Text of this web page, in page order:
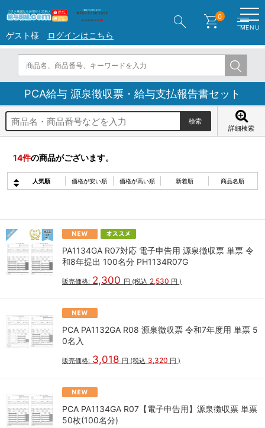
ゲスト様 ログインはこちら
MENU
search shopping_cart0 menu
PCA給与 源泉徴収票・給与支払報告書セット
詳細検索
14件の商品がございます。
人気順 価格が安い順 価格が高い順 新着順 商品名順
PA1134GA R07対応 電子申告用 源泉徴収票 単票 令
和8年提出 100名分 PH1134R07G
販売価格: 2,300 円 (税込 2,530 円 )
PCA PA1132GA R08 源泉徴収票 令和7年度用 単票 5
0名入
販売価格: 3,018 円 (税込 3,320 円 )
PCA PA1134GA R07【電子申告用】源泉徴収票 単票
50枚(100名分)